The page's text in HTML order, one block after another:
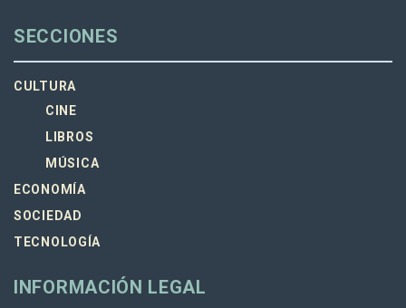
SECCIONES
CULTURA
CINE
LIBROS
MÚSICA
ECONOMÍA
SOCIEDAD
TECNOLOGÍA
INFORMACIÓN LEGAL